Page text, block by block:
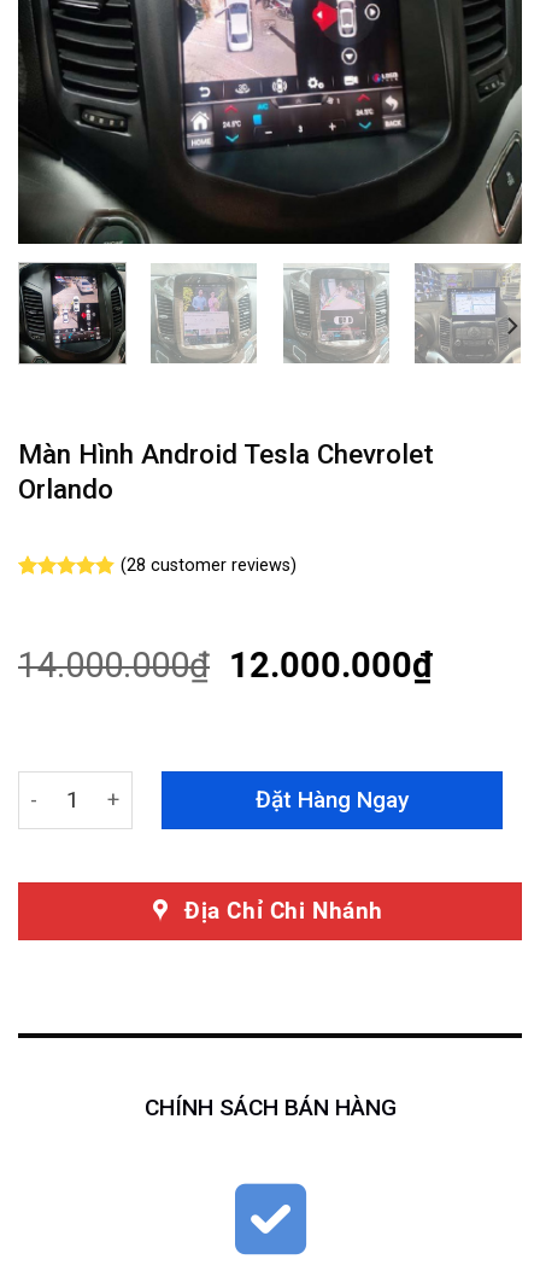
Màn Hình Android Tesla Chevrolet
Orlando
customer
ratings
(28 customer reviews)
14.000.000₫ 12.000.000₫
Màn Hình Android Tesla Chevrolet Orlando quantity
Đặt Hàng Ngay
Địa Chỉ Chi Nhánh
CHÍNH SÁCH BÁN HÀNG